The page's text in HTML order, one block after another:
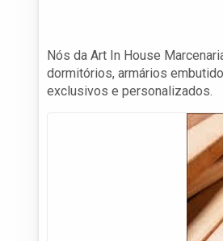
Nós da Art In House
dormitórios, armários
exclusivos e personalizados.